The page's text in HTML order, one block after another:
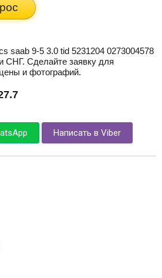
saab 9-5 3.0 tid 5231204 0273004578
СНГ. Сделайте заявку для
и фотографий.
Написать в Viber